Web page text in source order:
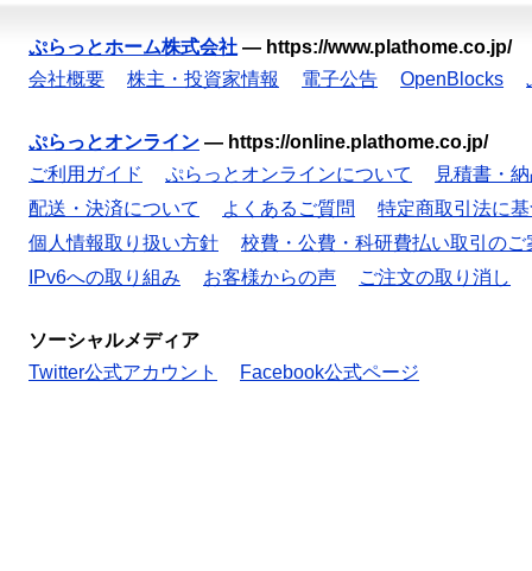
ぷらっとホーム株式会社 — https://www.plathome.co.jp/
会社概要
株主・投資家情報 電子公告 OpenBlocks
ぷらっとオンライン — https://online.plathome.co.jp/
ご利用ガイド
ぷらっとオンラインについて
見積書・
配送・決済について
よくあるご質問
特定商取引法に
個人情報取り扱い方針
校費・公費・科研費払い取引のご
IPv6への取り組み
お客様からの声 ご注文の取り消し
ソーシャルメディア
Twitter公式アカウント
Facebook公式ページ